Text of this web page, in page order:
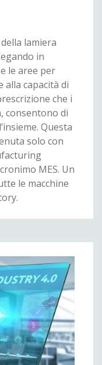
lamiera
in
le aree per
capacità di
che i
consentono di
Questa
solo con
MES. Un
le macchine